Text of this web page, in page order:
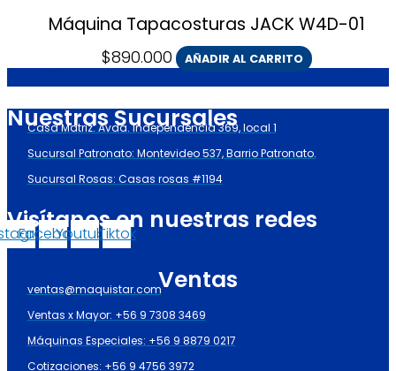
Máquina Tapacosturas JACK W4D-01
$890.000 AÑADIR AL CARRITO
Nuestras Sucursales
Casa Matriz: Avda. Independencia 369, local 1
Sucursal Patronato: Montevideo 537, Barrio Patronato.
Sucursal Rosas: Casas rosas #1194
Visítanos en nuestras redes
Facebook
YoutubeTiktok
Ventas
ventas@maquistar.com
Ventas x Mayor: +56 9 7308 3469
Máquinas Especiales: +56 9 8879 0217
Cotizaciones: +56 9 4756 3972